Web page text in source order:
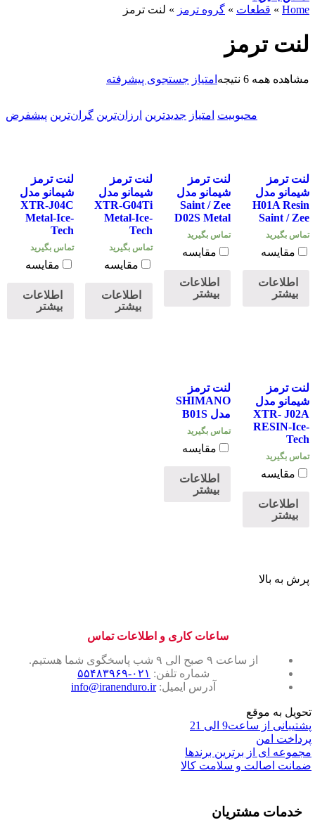
Home
» قطعات » گروه ترمز » لنت ترمز
لنت ترمز
مشاهده همه 6 نتیجه
محبوبیت امتیاز جدیدترین ارزان‌ترین گران‌ترین پیشفرض
امتیاز جستجوی پیشرفته
لنت ترمز
شیمانو مدل
H01A Resin
Saint / Zee
تماس بگیرید
مقایسه
اطلاعات
بیشتر
لنت ترمز
شیمانو مدل
Saint / Zee
D02S Metal
تماس بگیرید
مقایسه
اطلاعات
بیشتر
لنت ترمز
شیمانو مدل
XTR-G04Ti
Metal-Ice-
Tech
تماس بگیرید
مقایسه
اطلاعات
بیشتر
لنت ترمز
شیمانو مدل
XTR-J04C
Metal-Ice-
Tech
تماس بگیرید
مقایسه
اطلاعات
بیشتر
لنت ترمز
شیمانو مدل
XTR- J02A
RESIN-Ice-
Tech
تماس بگیرید
مقایسه
اطلاعات
بیشتر
لنت ترمز
SHIMANO
مدل B01S
تماس بگیرید
مقایسه
اطلاعات
بیشتر
پرش به بالا
ساعات کاری و اطلاعات تماس
از ساعت ۹ صبح الی ۹ شب پاسخگوی شما هستیم.
شماره تلفن: ۰۲۱-۵۵۴۸۳۹۶۹
آدرس ایمیل:info@iranenduro.ir
تحویل به موقع
پشتیبانی از ساعت9 الی 21
پرداخت امن
مجموعه ای از برترین برندها
ضمانت اصالت و سلامت کالا
خدمات مشتریان